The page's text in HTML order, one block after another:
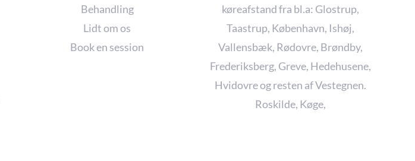
Behandling
Lidt om os
Book en session
køreafstand fra bl.a: Glostrup,
Taastrup, København, Ishøj,
Vallensbæk, Rødovre, Brøndby,
Frederiksberg, Greve, Hedehusene,
Hvidovreog resten af Vestegnen.
Roskilde, Køge,